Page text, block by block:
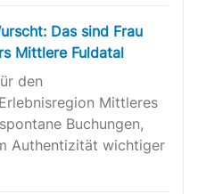
Das sind Frau
Mittlere Fuldatal
den
Mittleres
Buchungen,
Authentizität wichtiger